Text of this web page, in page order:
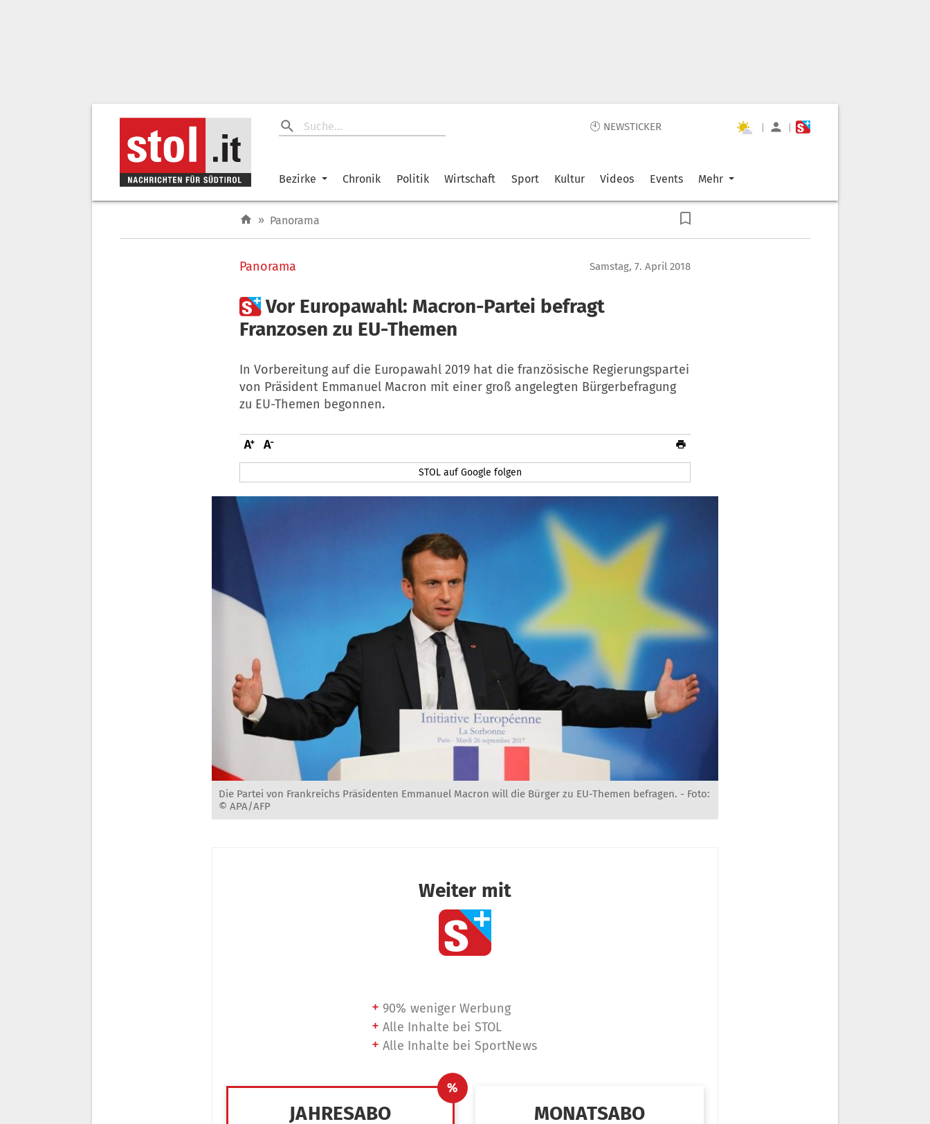
🕙 NEWSTICKER | |
Bezirke Chronik Politik Wirtschaft Sport Kultur Videos Events Mehr
» Panorama
Panorama Samstag, 7. April 2018
Vor Europawahl: Macron-Partei befragt
Franzosen zu EU-Themen
In Vorbereitung auf die Europawahl 2019 hat die französische Regierungspartei
von Präsident Emmanuel Macron mit einer groß angelegten Bürgerbefragung
zu EU-Themen begonnen.
STOL auf Google folgen
Die Partei von Frankreichs Präsidenten Emmanuel Macron will die Bürger zu EU-Themen befragen. - Foto:
© APA/AFP